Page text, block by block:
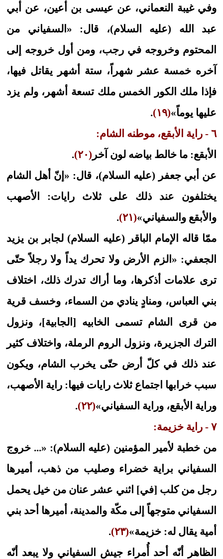
وفي غيبة النعماني، عن عيسى بن أعين، عن أبي
عبد الله (عليه السلام)، قال: «السفياني من
المحتوم وخروجه في رجب، ومن أول خروجه إلى
آخره خمسة عشر شهراً، ستة أشهر يقاتل فيها،
فإذا ملك الكور الخمس ملك تسعة أشهر، ولم يزد
عليها يوماً»(١٩)
.
٦ - راية الأبقع، موطنه الشام:
الأبقع: ما خالط بياضه لون آخر (٢٠)
.
عن أبي جعفر (عليه السلام)، قال: «إنّ أهل الشام
يختلفون عند ذلك على ثلاث رايات: الأصهب
والأبقع والسفياني»(٢١)
.
ممّا قاله الإمام الباقر (عليه السلام) لجابر بن يزيد
الجعفي: «الزم الأرض ولا تحرك يداً ولا رجلاً حتّى
ترى علامات أذكرها، وما أراك تدرك ذلك، اختلاف
بني العباس، ومنادٍ ينادي من السماء، وخسف قرية
من قرى الشام تسمى الخابيه [الجابية]، ونزول
الترك الجزيرة، ونزول الروم الرملة، واختلاف كثير
عند ذلك في كلّ أرض حتّى يخرب الشام، ويكون
سبب خرابها اجتماع ثلاث رايات فيها: راية الأصهب،
وراية الأبقع، وراية السفياني»(٢٢)
.
٧ - راية خزيمة:
من خطبة لأمير المؤمنين (عليه السلام): «... خروج
السفياني براية خضراء وصليب من ذهب، أميرها
رجل من كلب [في] اثني عشر عنان من خيل يحمل
السفياني متوجهاً إلى مكّة والمدينة، أميرها أحد بني
أمية يقال له: خزيمة»(٢٣)
.
الظاهر أنّه أحد أُمراء جيش السفياني ولا يبعد أنّه